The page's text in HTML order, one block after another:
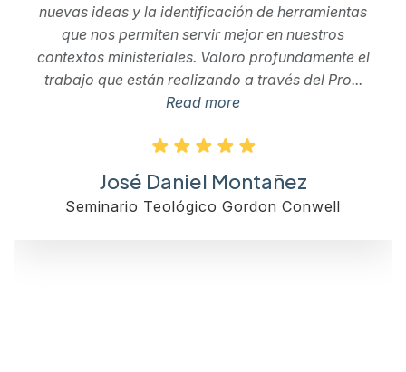
nuevas ideas y la identificación de herramientas
que nos permiten servir mejor en nuestros
contextos ministeriales. Valoro profundamente el
trabajo que están realizando a través del Pro...
Read more
José Daniel Montañez
Seminario Teológico Gordon Conwell